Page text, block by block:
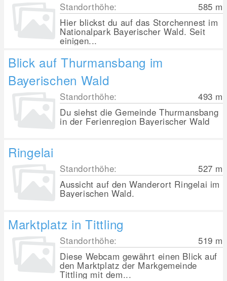
Standorthöhe: 585 m
Hier blickst du auf das Storchennest im
Nationalpark Bayerischer Wald. Seit
einigen...
Blick auf Thurmansbang im
Bayerischen Wald
Standorthöhe: 493 m
Du siehst die Gemeinde Thurmansbang
in der Ferienregion Bayerischer Wald
Ringelai
Standorthöhe: 527 m
Aussicht auf den Wanderort Ringelai im
Bayerischen Wald.
Marktplatz in Tittling
Standorthöhe: 519 m
Diese Webcam gewährt einen Blick auf
den Marktplatz der Markgemeinde
Tittling mit dem...